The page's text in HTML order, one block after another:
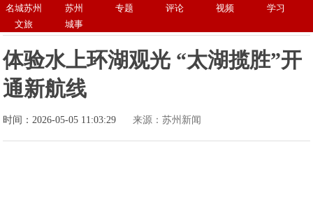
名城苏州 苏州 专题 评论 视频
学习
文旅
城事
体验水上环湖观光 “太湖揽胜”开
通新航线
时间：2026-05-05 11:03:29 来源：苏州新闻